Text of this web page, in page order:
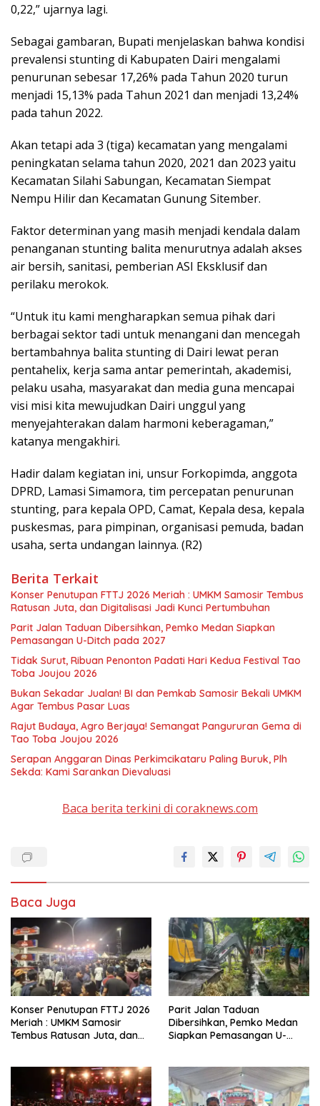
0,22,” ujarnya lagi.
Sebagai gambaran, Bupati menjelaskan bahwa kondisi
prevalensi stunting di Kabupaten Dairi mengalami
penurunan sebesar 17,26% pada Tahun 2020 turun
menjadi 15,13% pada Tahun 2021 dan menjadi 13,24%
pada tahun 2022.
Akan tetapi ada 3 (tiga) kecamatan yang mengalami
peningkatan selama tahun 2020, 2021 dan 2023 yaitu
Kecamatan Silahi Sabungan, Kecamatan Siempat
Nempu Hilir dan Kecamatan Gunung Sitember.
Faktor determinan yang masih menjadi kendala dalam
penanganan stunting balita menurutnya adalah akses
air bersih, sanitasi, pemberian ASI Eksklusif dan
perilaku merokok.
“Untuk itu kami mengharapkan semua pihak dari
berbagai sektor tadi untuk menangani dan mencegah
bertambahnya balita stunting di Dairi lewat peran
pentahelix, kerja sama antar pemerintah, akademisi,
pelaku usaha, masyarakat dan media guna mencapai
visi misi kita mewujudkan Dairi unggul yang
menyejahterakan dalam harmoni keberagaman,”
katanya mengakhiri.
Hadir dalam kegiatan ini, unsur Forkopimda, anggota
DPRD, Lamasi Simamora, tim percepatan penurunan
stunting, para kepala OPD, Camat, Kepala desa, kepala
puskesmas, para pimpinan, organisasi pemuda, badan
usaha, serta undangan lainnya. (R2)
Berita Terkait
Konser Penutupan FTTJ 2026 Meriah : UMKM Samosir Tembus
Ratusan Juta, dan Digitalisasi Jadi Kunci Pertumbuhan
Parit Jalan Taduan Dibersihkan, Pemko Medan Siapkan
Pemasangan U-Ditch pada 2027
Tidak Surut, Ribuan Penonton Padati Hari Kedua Festival Tao
Toba Joujou 2026
Bukan Sekadar Jualan! BI dan Pemkab Samosir Bekali UMKM
Agar Tembus Pasar Luas
Rajut Budaya, Agro Berjaya! Semangat Pangururan Gema di
Tao Toba Joujou 2026
Serapan Anggaran Dinas Perkimcikataru Paling Buruk, Plh
Sekda: Kami Sarankan Dievaluasi
Baca berita terkini di coraknews.com
Baca Juga
Konser Penutupan FTTJ 2026
Meriah : UMKM Samosir
Tembus Ratusan Juta, dan
Parit Jalan Taduan
Dibersihkan, Pemko Medan
Siapkan Pemasangan U-